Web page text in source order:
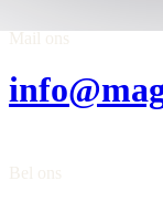
Mail ons
Bel ons